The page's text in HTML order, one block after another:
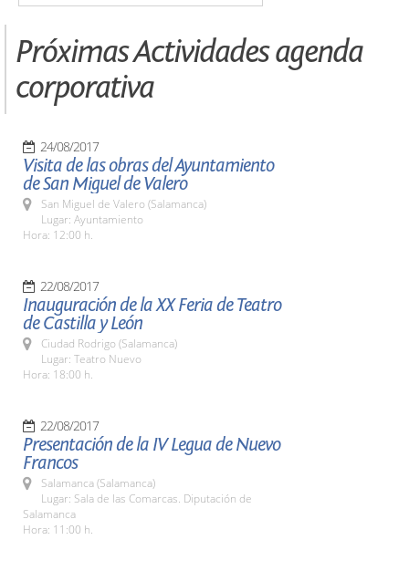
Próximas Actividades agenda
corporativa
24/08/2017
Visita de las obras del Ayuntamiento
de San Miguel de Valero
San Miguel de Valero (Salamanca)
Lugar: Ayuntamiento
Hora: 12:00 h.
22/08/2017
Inauguración de la XX Feria de Teatro
de Castilla y León
Ciudad Rodrigo (Salamanca)
Lugar: Teatro Nuevo
Hora: 18:00 h.
22/08/2017
Presentación de la IV Legua de Nuevo
Francos
Salamanca (Salamanca)
Lugar: Sala de las Comarcas. Diputación de
Salamanca
Hora: 11:00 h.